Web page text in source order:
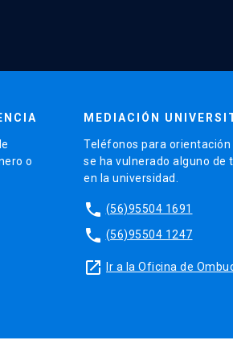
o
MEDIACIÓN
Teléfonos para orientación
se ha vulnerado alguno de
en la universidad.
phone (56)95504 1691
phone (56)95504 1247
launch Ir a la Oficina de